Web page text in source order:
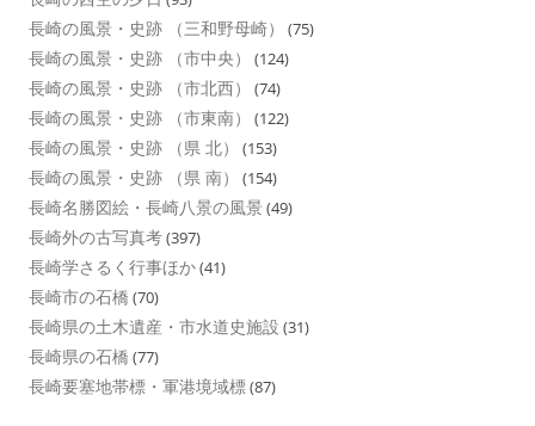
長崎の風景・史跡 （三和野母崎） (75)
長崎の風景・史跡 （市中央） (124)
長崎の風景・史跡 （市北西） (74)
長崎の風景・史跡 （市東南） (122)
長崎の風景・史跡 （県 北） (153)
長崎の風景・史跡 （県 南） (154)
長崎名勝図絵・長崎八景の風景 (49)
長崎外の古写真考(397)
長崎学さるく行事ほか(41)
長崎市の石橋 (70)
長崎県の土木遺産・市水道史施設 (31)
長崎県の石橋 (77)
長崎要塞地帯標・軍港境域標(87)